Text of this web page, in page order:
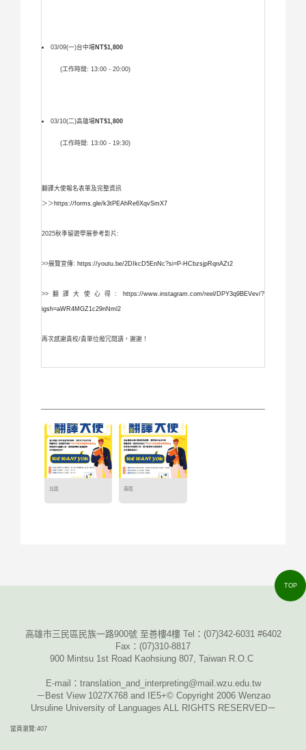
03/09(一)台中場NT$1,800
(工作時間: 13:00 - 20:00)
03/10(二)高雄場NT$1,800
(工作時間: 13:00 - 19:30)
翻譯大使報名表單及完整資訊
＞＞ https://forms.gle/k3tPEAhRe6XqvSmX7
2025秋季留遊學展參考影片:
>>展覽宣傳: https://youtu.be/2DIkcD5EnNc?si=P-HCbzsjpRqnAZt2
>>翻譯大使心得: https://www.instagram.com/reel/DPY3q9BEVev/?
igsh=aWR4MGZ1c29nNml2
再次感謝貴校/貴單位撥冗閱讀，謝謝！
北區 南區
高雄市三民區民族一路900號 至善樓4樓 Tel： (07)342-6031 #6402
Fax ： (07)310-8817
900 Mintsu 1st Road Kaohsiung 807, Taiwan R.O.C
E-mail ：translation_and_interpreting@mail.wzu.edu.tw
－Best View 1027X768 and IE5+© Copyright 2006 Wenzao
Ursuline University of Languages ALL RIGHTS RESERVED－
當頁瀏覽:407
TOP